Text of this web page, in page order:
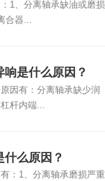
1、分离轴承缺油或磨损
合器...
是什么原因？
因有：分离轴承缺少润
杆内端...
么原因？
：1、分离轴承磨损严重